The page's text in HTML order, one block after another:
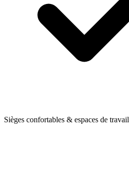
Sièges confortables & espaces de travail